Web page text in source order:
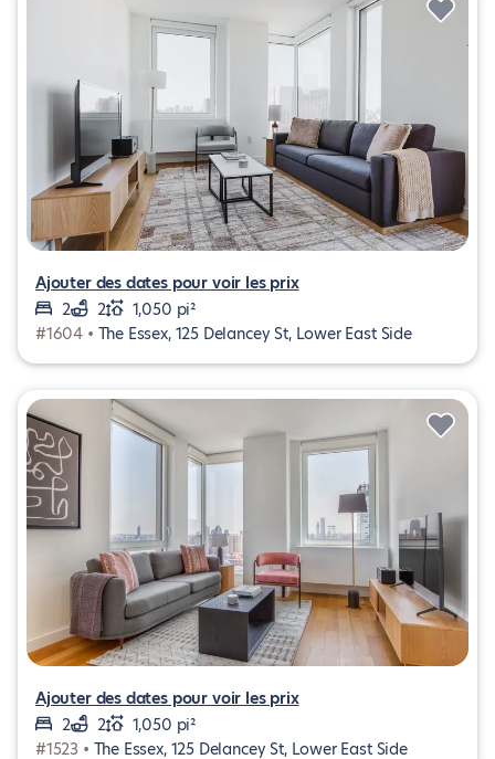
Ajouter des dates pour voir les prix
2
2
1,050 pi²
#1604 • The Essex, 125 Delancey St, Lower East Side
Ajouter des dates pour voir les prix
2
2
1,050 pi²
#1523 • The Essex, 125 Delancey St, Lower East Side